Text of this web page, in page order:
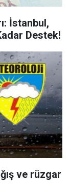
İstanbul,
Destek!
ve rüzgar